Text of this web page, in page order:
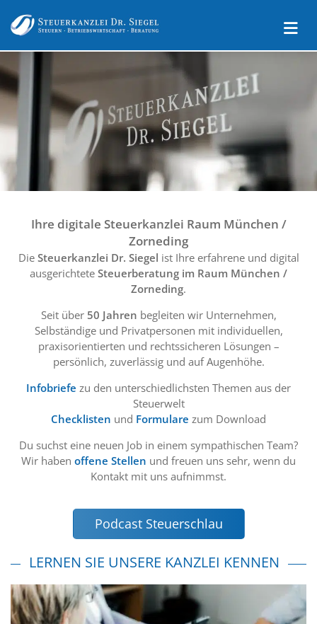
Ihre digitale Steuerkanzlei Raum München /
Zorneding
Die Steuerkanzlei Dr. Siegel ist Ihre erfahrene und digital
ausgerichtete Steuerberatung im Raum München /
Zorneding.
Seit über 50 Jahren begleiten wir Unternehmen,
Selbständige und Privatpersonen mit individuellen,
praxisorientierten und rechtssicheren Lösungen –
persönlich, zuverlässig und auf Augenhöhe.
Infobriefe zu den unterschiedlichsten Themen aus der
Steuerwelt
Checklisten und Formulare zum Download
Du suchst eine neuen Job in einem sympathischen Team?
Wir haben offene Stellen und freuen uns sehr, wenn du
Kontakt mit uns aufnimmst.
Podcast Steuerschlau
LERNEN SIE UNSERE KANZLEI KENNEN